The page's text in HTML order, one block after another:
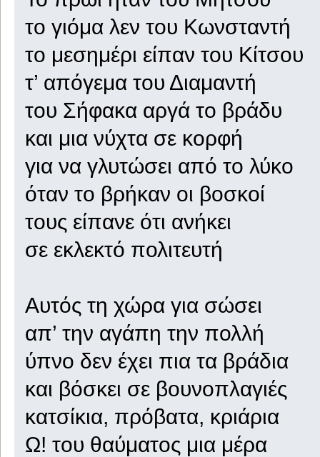
το γιόμα λεν του Κωνσταντή
το μεσημέρι είπαν του Κίτσου
τ’ απόγεμα του Διαμαντή
του Σήφακα αργά το βράδυ
και μια νύχτα σε κορφή
για να γλυτώσει από το λύκο
όταν το βρήκαν οι βοσκοί
τους είπανε ότι ανήκει
σε εκλεκτό πολιτευτή
Αυτός τη χώρα για σώσει
απ’ την αγάπη την πολλή
ύπνο δεν έχει πια τα βράδια
και βόσκει σε βουνοπλαγιές
κατσίκια, πρόβατα, κριάρια
Ω! του θαύματος μια μέρα